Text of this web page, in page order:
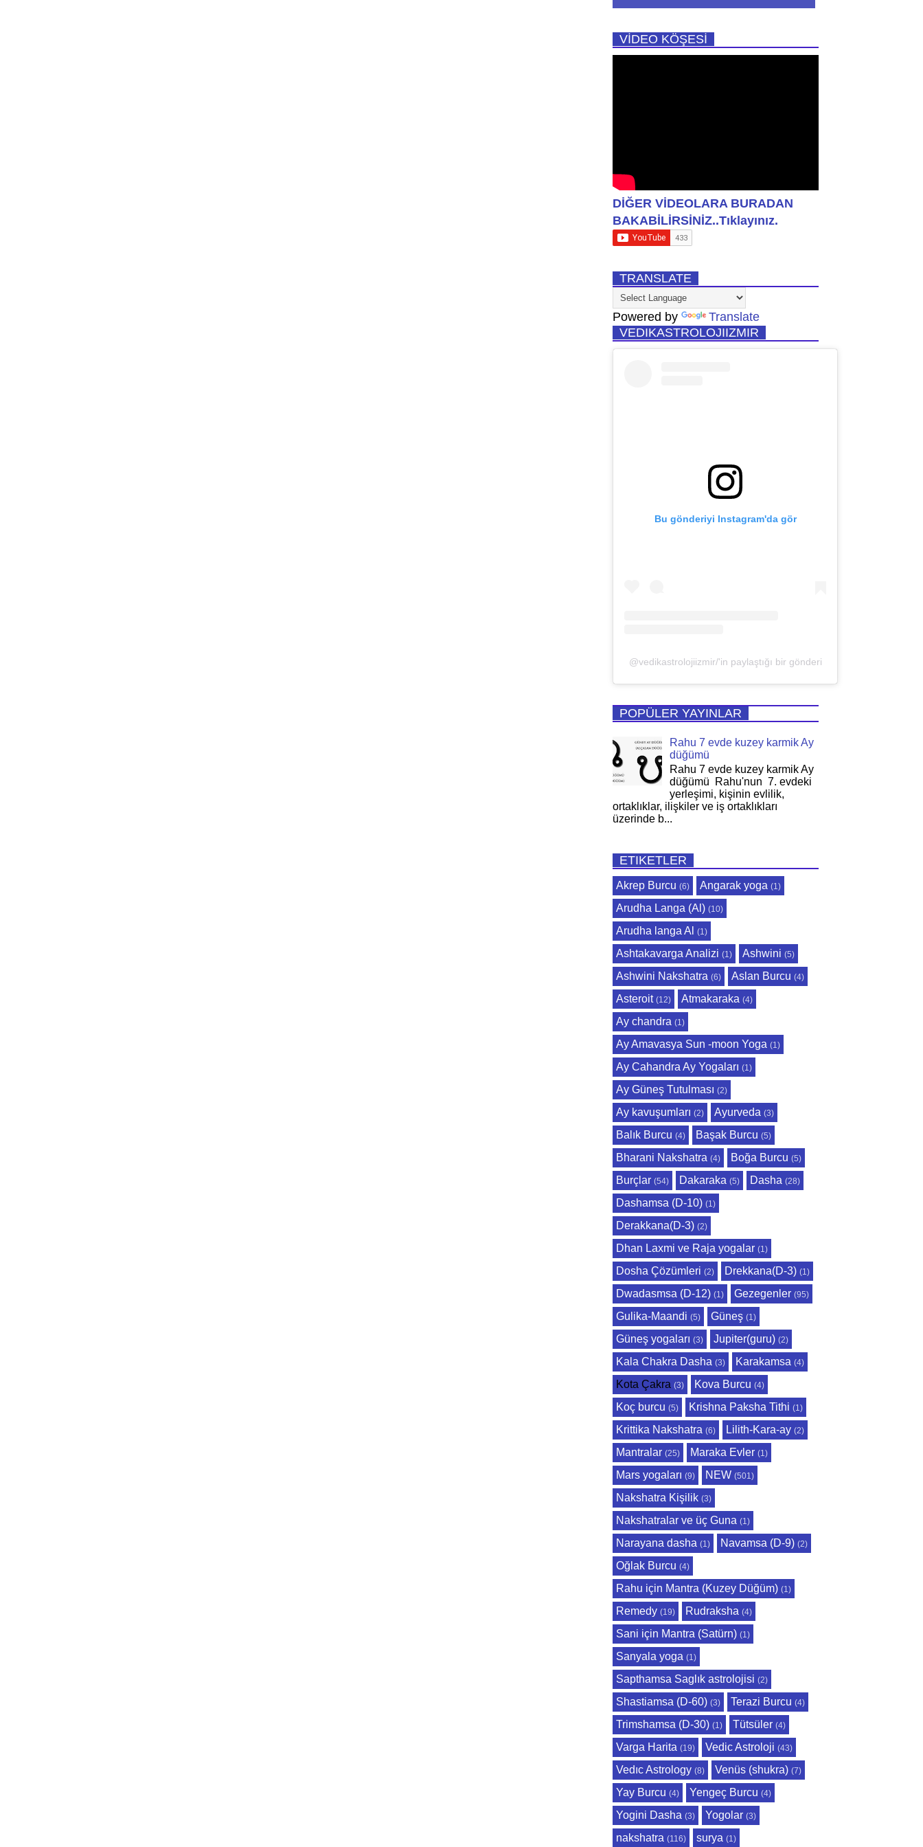
VİDEO KÖŞESİ
DİĞER VİDEOLARA BURADAN
BAKABİLİRSİNİZ..Tıklayınız.
TRANSLATE
Powered by
Translate
VEDIKASTROLOJIIZMIR
Bu gönderiyi Instagram'da gör
@vedikastrolojiizmir/'in paylaştığı bir gönderi
POPÜLER YAYINLAR
Rahu 7 evde kuzey karmik Ay
düğümü
Rahu 7 evde kuzey karmik Ay
düğümü Rahu'nun 7. evdeki
yerleşimi, kişinin evlilik,
ortaklıklar, ilişkiler ve iş ortaklıkları
üzerinde b...
ETIKETLER
Akrep Burcu (6) Angarak yoga (1)
Arudha Langa (Al) (10)
Arudha langa Al (1)
Ashtakavarga Analizi (1) Ashwini (5)
Ashwini Nakshatra (6) Aslan Burcu (4)
Asteroit (12) Atmakaraka (4)
Ay chandra (1)
Ay Amavasya Sun -moon Yoga (1)
Ay Cahandra Ay Yogaları (1)
Ay Güneş Tutulması (2)
Ay kavuşumları (2) Ayurveda (3)
Balık Burcu (4) Başak Burcu (5)
Bharani Nakshatra (4) Boğa Burcu (5)
Burçlar (54) Dakaraka (5) Dasha (28)
Dashamsa (D-10) (1)
Derakkana(D-3) (2)
Dhan Laxmi ve Raja yogalar (1)
Dosha Çözümleri (2) Drekkana(D-3) (1)
Dwadasmsa (D-12) (1) Gezegenler (95)
Gulika-Maandi (5) Güneş (1)
Güneş yogaları (3) Jupiter(guru) (2)
Kala Chakra Dasha (3) Karakamsa (4)
Kota Çakra (3) Kova Burcu (4)
Koç burcu (5) Krishna Paksha Tithi (1)
Krittika Nakshatra (6) Lilith-Kara-ay (2)
Mantralar (25) Maraka Evler (1)
Mars yogaları (9) NEW (501)
Nakshatra Kişilik (3)
Nakshatralar ve üç Guna (1)
Narayana dasha (1) Navamsa (D-9) (2)
Oğlak Burcu (4)
Rahu için Mantra (Kuzey Düğüm) (1)
Remedy (19) Rudraksha (4)
Sani için Mantra (Satürn) (1)
Sanyala yoga (1)
Sapthamsa Saglık astrolojisi (2)
Shastiamsa (D-60) (3) Terazi Burcu (4)
Trimshamsa (D-30) (1) Tütsüler (4)
Varga Harita (19) Vedic Astroloji (43)
Vedıc Astrology (8) Venüs (shukra) (7)
Yay Burcu (4) Yengeç Burcu (4)
Yogini Dasha (3) Yogolar (3)
nakshatra (116) surya (1)